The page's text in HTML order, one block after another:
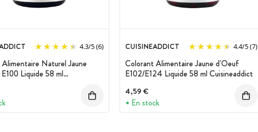
4.3/5(6)
Naturel Jaune
Liquide 58 ml
CUISINEADDICT 4.4/5(7)
Colorant Alimentaire Jaune d'Oeuf
E102/E124 Liquide 58 ml Cuisineaddict
4,59 €
En stock